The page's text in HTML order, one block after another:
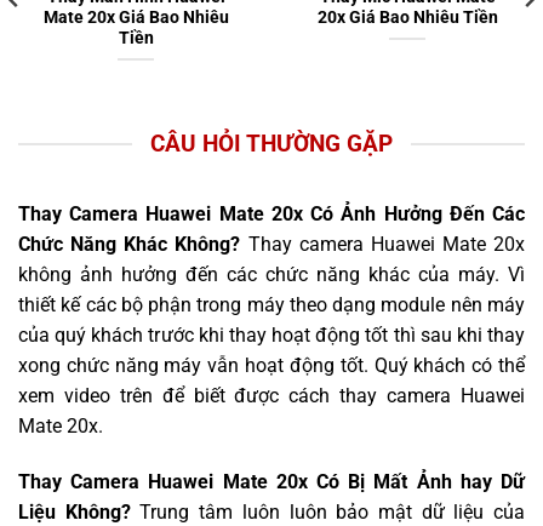
Mate 20x Giá Bao Nhiêu
Tiền
20x Giá Bao Nhiêu Tiền
CÂU HỎI THƯỜNG GẶP
Thay Camera Huawei Mate 20x Có Ảnh Hưởng Đến Các
Chức Năng Khác Không? Thay camera Huawei Mate 20x
không ảnh hưởng đến các chức năng khác của máy. Vì
thiết kế các bộ phận trong máy theo dạng module nên máy
của quý khách trước khi thay hoạt động tốt thì sau khi thay
xong chức năng máy vẫn hoạt động tốt. Quý khách có thể
xem video trên để biết được cách thay camera Huawei
Mate 20x.
Thay Camera Huawei Mate 20x Có Bị Mất Ảnh hay Dữ
Liệu Không?Trung tâm luôn luôn bảo mật dữ liệu của